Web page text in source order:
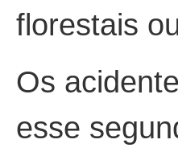
florestais
Os
esse